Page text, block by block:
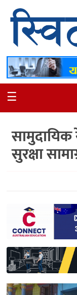
समाचार
स्थानीय
मनोरञ्जन
अन्तर्वार्ता
समाज
भिडियो
साहित्य
प्रदेश
English
☰
सामुदायिक
सुरक्षा